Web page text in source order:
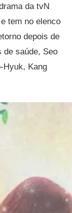
da tvN
tem no elenco
depois de
de saúde, Seo
Hyuk, Kang